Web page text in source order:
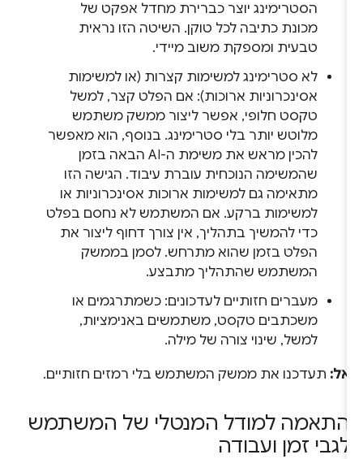
הסטרימינג יוצר כברירת מחדל אפקט של
מכונת כתיבה לכל טוקן. השיטה הזו נראית
טבעית ומספקת משוב מיידי.
לא סטרימינג למשימות קצרות (או למשימות
אסינכרוניות ארוכות): אם הפלט קצר, למשל
טקסט חלופי, אפשר ליצור ממשק משתמש
מלוטש יותר בלי סטרימינג. בנוסף, הוא מאפשר
להכין מראש את משימת ה-AI הבאה בזמן
שהמשימה הנוכחית עוברת עיבוד. הגישה הזו
מתאימה גם למשימות ארוכות אסינכרוניות או
למשימות ברקע. אם המשתמש לא נחסם בפלט
כדי להמשיך בתהליך, אין צורך דחוף ליצור את
הפלט בזמן שהוא מתרחש. לסמן בממשק
המשתמש שהתהליך מתבצע.
מעברים חזותיים לעדכונים: כשמתרגמים או
משכתבים טקסט, משתמשים באנימציות,
למשל, שינוי צורה של מילה.
אל:תעדכנו את ממשק המשתמש בלי רמזים חזותיים.
התאמה למודל המנטלי של המשתמש
לגבי זמן ועבודה